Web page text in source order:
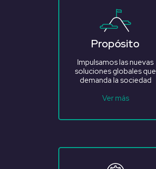
Propósito
Impulsamos las nuevas
soluciones globales que
demanda la sociedad
Ver más